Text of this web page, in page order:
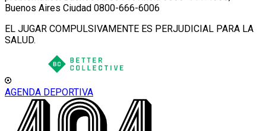
Buenos Aires Ciudad 0800-666-6006
EL JUGAR COMPULSIVAMENTE ES PERJUDICIAL PARA LA
SALUD.
AGENDA DEPORTIVA